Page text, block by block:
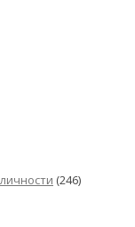
(246)